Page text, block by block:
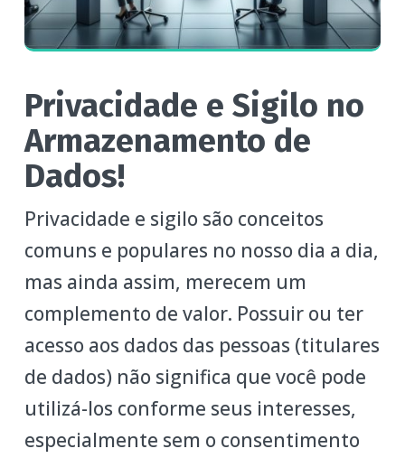
Privacidade e Sigilo no
Armazenamento de
Dados!
Privacidade e sigilo são conceitos
comuns e populares no nosso dia a dia,
mas ainda assim, merecem um
complemento de valor. Possuir ou ter
acesso aos dados das pessoas (titulares
de dados) não significa que você pode
utilizá-los conforme seus interesses,
especialmente sem o consentimento